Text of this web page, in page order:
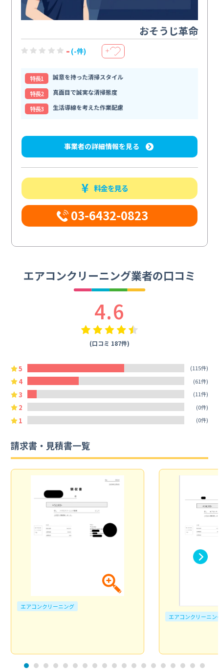
おそうじ革命
- (-件) ＋
特⻑1
誠意を持った清掃スタイル
特⻑2
真面目で誠実な清掃態度
特⻑3
生活導線を考えた作業配慮
事業者の詳細情報を見る
料金を見る
03-6432-0823
エアコンクリーニング業者の口コミ
4.6
(口コミ 187件)
5 (115件)
4 (61件)
3 (11件)
2 (0件)
1 (0件)
請求書・見積書一覧
エアコンクリーニング
エアコンクリーニン